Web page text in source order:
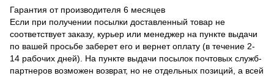
Гарантия от производителя 6 месяцев
Если при получении посылки доставленный товар не
соответствует заказу, курьер или менеджер на пункте выдачи
по вашей просьбе заберет его и вернет оплату (в течение 2-
14 рабочих дней). На пункте выдачи посылок почтовых служб-
партнеров возможен возврат, но не отдельных позиций, а всей